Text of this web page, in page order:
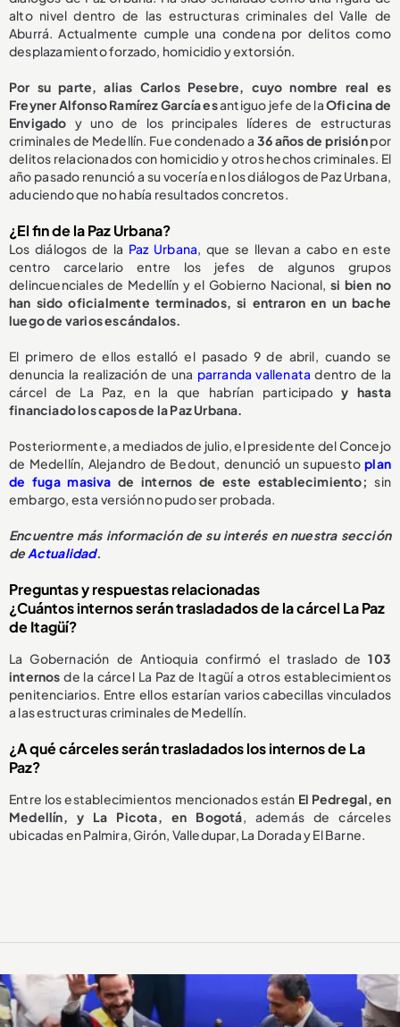
alto nivel dentro de las estructuras criminales del Valle de
Aburrá. Actualmente cumple una condena por delitos como
desplazamiento forzado, homicidio y extorsión.
Por su parte, alias Carlos Pesebre, cuyo nombre real es
Freyner Alfonso Ramírez García esantiguo jefe de laOficina de
Envigado y uno de los principales líderes de estructuras
criminales de Medellín. Fue condenado a 36 años de prisiónpor
delitos relacionados con homicidio y otros hechos criminales. El
año pasado renunció a su vocería en los diálogos de Paz Urbana,
aduciendo que no había resultados concretos.
¿El fin de la Paz Urbana?
Los diálogos de la Paz Urbana, que se llevan a cabo en este
centro carcelario entre los jefes de algunos grupos
delincuenciales de Medellín y el Gobierno Nacional, si bien no
han sido oficialmente terminados, si entraron en un bache
luego de varios escándalos.
El primero de ellos estalló el pasado 9 de abril, cuando se
denuncia la realización de una parranda vallenatadentro de la
cárcel de La Paz, en la que habrían participadoy hasta
financiado los capos de la Paz Urbana.
Posteriormente, a mediados de julio, el presidente del Concejo
de Medellín, Alejandro de Bedout, denunció un supuesto plan
de fuga masivade internos de este establecimiento;sin
embargo, esta versión no pudo ser probada.
Encuentre más información de su interés en nuestra sección
deActualidad.
Preguntas y respuestas relacionadas
¿Cuántos internos serán trasladados de la cárcel La Paz
de Itagüí?
La Gobernación de Antioquia confirmó el traslado de103
internos de la cárcel La Paz de Itagüí a otros establecimientos
penitenciarios. Entre ellos estarían varios cabecillas vinculados
a las estructuras criminales de Medellín.
¿A qué cárceles serán trasladados los internos de La
Paz?
Entre los establecimientos mencionados están El Pedregal, en
Medellín, y La Picota, en Bogotá, además de cárceles
ubicadas en Palmira, Girón, Valledupar, La Dorada y El Barne.